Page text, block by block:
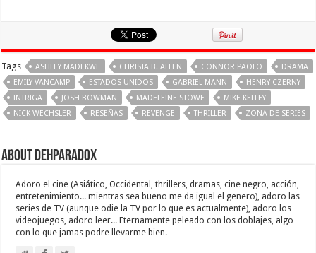
Tags ASHLEY MADEKWE CHRISTA B. ALLEN CONNOR PAOLO
DRAMA
EMILY VANCAMP
ESTADOS UNIDOS GABRIEL MANN
HENRY CZERNY
INTRIGA
JOSH BOWMAN MADELEINE STOWE
MIKE KELLEY
NICK WECHSLER
RESEÑAS REVENGE THRILLER ZONA DE SERIES
About Dehparadox
Adoro el cine (Asiático, Occidental, thrillers, dramas, cine negro, acción,
entretenimiento... mientras sea bueno me da igual el genero), adoro las
series de TV (aunque odie la TV por lo que es actualmente), adoro los
videojuegos, adoro leer... Eternamente peleado con los doblajes, algo
con lo que jamas podre llevarme bien.